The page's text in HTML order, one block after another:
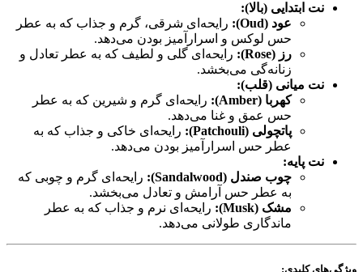
نت ابتدایی (بالا):
عود (Oud):
رایحه‌ای شرقی، گرم و جذاب که به عطر
حس لوکس و اسرارآمیز بودن می‌دهد.
رز (Rose):
رایحه‌ای گلی و لطیف که به عطر تعادل و
زنانه‌گی می‌بخشد.
نت میانی (قلب):
کهربا (Amber):
رایحه‌ای گرم و شیرین که به عطر
حس عمق و غنا می‌دهد.
پاتچولی (Patchouli):
رایحه‌ای خاکی و جذاب که به
عطر حس اسرارآمیز بودن می‌دهد.
نت پایه:
چوب صندل (Sandalwood):
رایحه‌ای گرم و چوبی که
به عطر حس آرامش و تعادل می‌بخشد.
مشک (Musk):
رایحه‌ای نرم و جذاب که به عطر
ماندگاری طولانی می‌دهد.
ویژگی‌های کلیدی: